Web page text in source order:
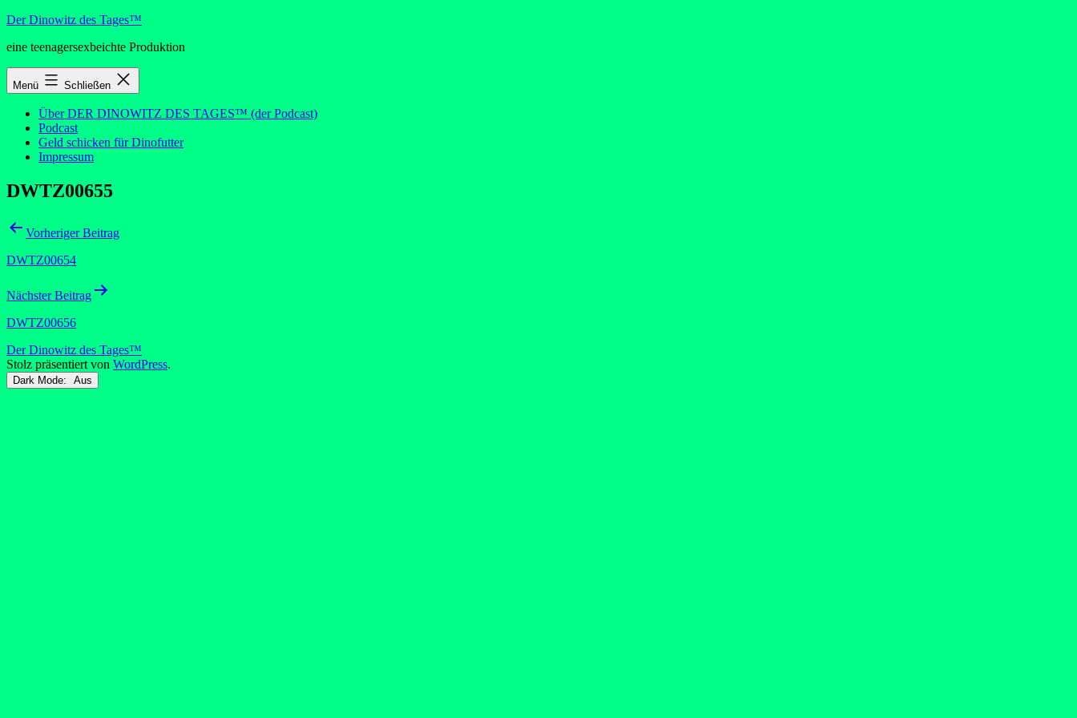
Zum
springen
Der Dinowitz des Tages™
eine teenagersexbeichte Produktion
Menü Schließen
Über DER DINOWITZ DES TAGES™ (der Podcast)
Podcast
Geld schicken für Dinofutter
Impressum
DWTZ00655
Beitragsnavigation
Vorheriger Beitrag
DWTZ00654
Nächster Beitrag
DWTZ00656
Der Dinowitz des Tages™
Stolz präsentiert von WordPress.
Dark Mode: